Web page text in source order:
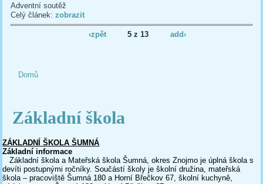
Adventní soutěž
Celý článek:zobrazit
‹zpět 5 z 13 add›
Domů
Základní škola
ZÁKLADNÍ ŠKOLA ŠUMNÁ
Základní informace
Základní škola a Mateřská škola Šumná, okres Znojmo je úplná škola s
devíti postupnými ročníky. Součástí školy je školní družina, mateřská
škola – pracoviště Šumná 180 a Horní Břečkov 67, školní kuchyně,